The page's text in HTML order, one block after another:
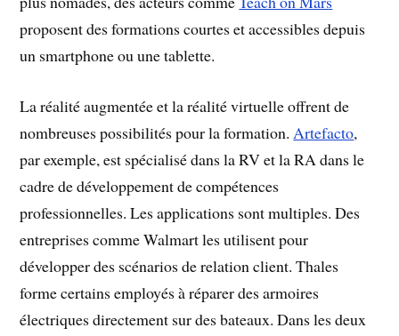
proposent des formations courtes et accessibles depuis
un smartphone ou une tablette.
La réalité augmentée et la réalité virtuelle offrent de
nombreuses possibilités pour la formation.Artefacto,
par exemple, est spécialisé dans la RV et la RA dans le
cadre de développement de compétences
professionnelles. Les applications sont multiples. Des
entreprises comme Walmart les utilisent pour
développer des scénarios de relation client. Thales
forme certains employés à réparer des armoires
électriques directement sur des bateaux. Dans les deux